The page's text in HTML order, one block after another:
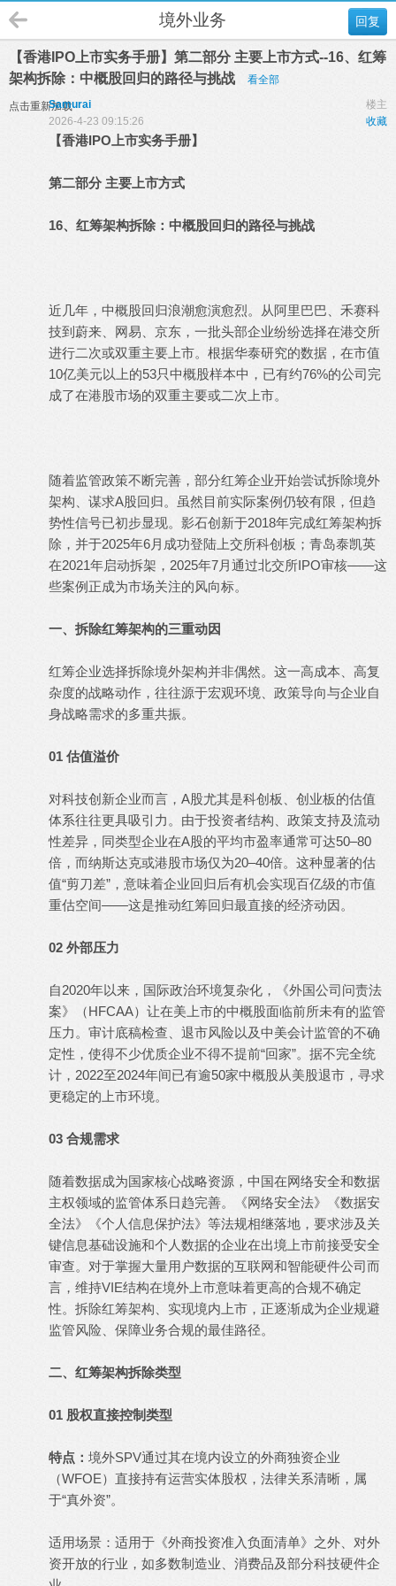
回复
境外业务
【香港IPO上市实务手册】第二部分 主要上市方式--16、红筹
架构拆除：中概股回归的路径与挑战
看全部
点击重新加载 楼主
Samurai
收藏
2026-4-23 09:15:26
【香港IPO上市实务手册】
第二部分 主要上市方式
16、红筹架构拆除：中概股回归的路径与挑战
近几年，中概股回归浪潮愈演愈烈。从阿里巴巴、禾赛科
技到蔚来、网易、京东，一批头部企业纷纷选择在港交所
进行二次或双重主要上市。根据华泰研究的数据，在市值
10亿美元以上的53只中概股样本中，已有约76%的公司完
成了在港股市场的双重主要或二次上市。
随着监管政策不断完善，部分红筹企业开始尝试拆除境外
架构、谋求A股回归。虽然目前实际案例仍较有限，但趋
势性信号已初步显现。影石创新于2018年完成红筹架构拆
除，并于2025年6月成功登陆上交所科创板；青岛泰凯英
在2021年启动拆架，2025年7月通过北交所IPO审核——这
些案例正成为市场关注的风向标。
一、拆除红筹架构的三重动因
红筹企业选择拆除境外架构并非偶然。这一高成本、高复
杂度的战略动作，往往源于宏观环境、政策导向与企业自
身战略需求的多重共振。
01 估值溢价
对科技创新企业而言，A股尤其是科创板、创业板的估值
体系往往更具吸引力。由于投资者结构、政策支持及流动
性差异，同类型企业在A股的平均市盈率通常可达50–80
倍，而纳斯达克或港股市场仅为20–40倍。这种显著的估
值“剪刀差”，意味着企业回归后有机会实现百亿级的市值
重估空间——这是推动红筹回归最直接的经济动因。
02 外部压力
自2020年以来，国际政治环境复杂化，《外国公司问责法
案》（HFCAA）让在美上市的中概股面临前所未有的监管
压力。审计底稿检查、退市风险以及中美会计监管的不确
定性，使得不少优质企业不得不提前“回家”。据不完全统
计，2022至2024年间已有逾50家中概股从美股退市，寻求
更稳定的上市环境。
03 合规需求
随着数据成为国家核心战略资源，中国在网络安全和数据
主权领域的监管体系日趋完善。《网络安全法》《数据安
全法》《个人信息保护法》等法规相继落地，要求涉及关
键信息基础设施和个人数据的企业在出境上市前接受安全
审查。对于掌握大量用户数据的互联网和智能硬件公司而
言，维持VIE结构在境外上市意味着更高的合规不确定
性。拆除红筹架构、实现境内上市，正逐渐成为企业规避
监管风险、保障业务合规的最佳路径。
二、红筹架构拆除类型
01 股权直接控制类型
特点： 境外SPV通过其在境内设立的外商独资企业
（WFOE）直接持有运营实体股权，法律关系清晰，属
于“真外资”。
适用场景：适用于《外商投资准入负面清单》之外、对外
资开放的行业，如多数制造业、消费品及部分科技硬件企